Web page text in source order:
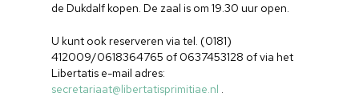
de Dukdalf kopen. De zaal is om 19.30 uur open.
U kunt ook reserveren via tel. (0181)
412009/0618364765 of 0637453128 of via het
Libertatis e-mail adres:
secretariaat@libertatisprimitiae.nl .